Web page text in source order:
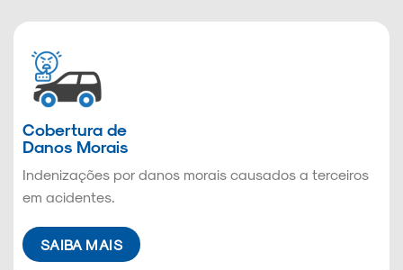
Cobertura de
Danos Morais
Indenizações por danos morais causados a terceiros
em acidentes.
SAIBA MAIS